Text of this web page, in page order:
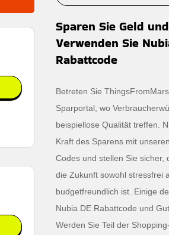
Sparen Sie Geld und
Verwenden Sie
Rabattcode
Betreten Sie
Sparportal, wo
beispiellose Qualität treffen.
Kraft des Sparens mit
Codes und stellen Sie sicher,
die Zukunft sowohl stressfrei
budgetfreundlich ist. Einige
Nubia DE Rabattcode und
Werden Sie Teil der